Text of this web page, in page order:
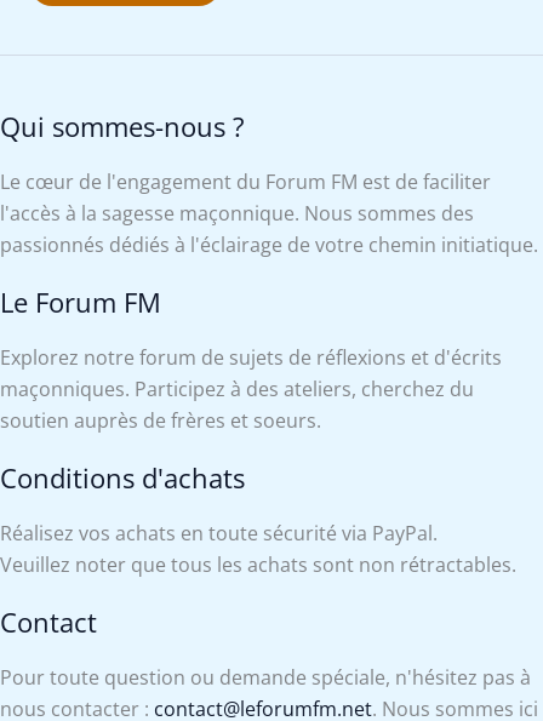
Qui sommes-nous ?
Le cœur de l'engagement du Forum FM est de faciliter
l'accès à la sagesse maçonnique. Nous sommes des
passionnés dédiés à l'éclairage de votre chemin initiatique.
Le Forum FM
Explorez notre forum de sujets de réflexions et d'écrits
maçonniques. Participez à des ateliers, cherchez du
soutien auprès de frères et soeurs.
Conditions d'achats
Réalisez vos achats en toute sécurité via PayPal.
Veuillez noter que tous les achats sont non rétractables.
Contact
Pour toute question ou demande spéciale, n'hésitez pas à
nous contacter : contact@leforumfm.net. Nous sommes ici